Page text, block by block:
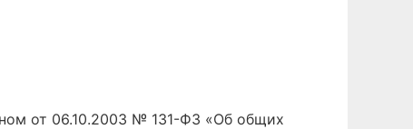
от 06.10.2003 № 131-ФЗ «Об общих